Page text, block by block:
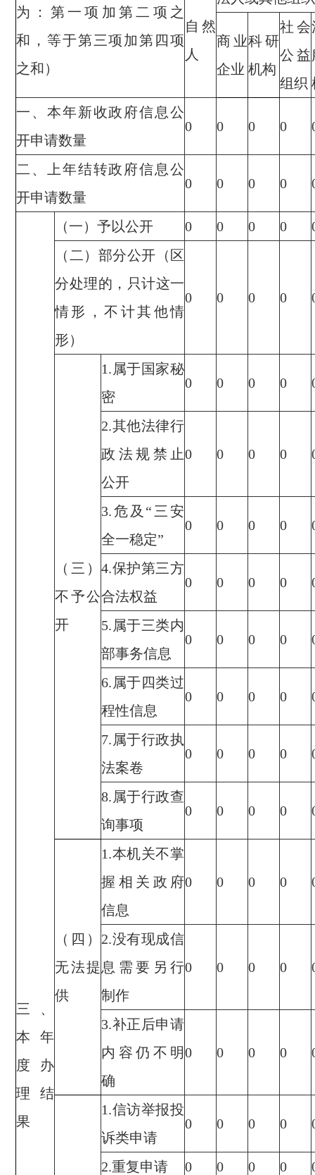
为：第一项加第二项之
和，等于第三项加第四项
之和）
自然
人
商业
企业
科研
机构
社会
公益
组织
一、本年新收政府信息公
开申请数量
0 0 0 0
二、上年结转政府信息公
开申请数量
0 0 0 0
三、
本年
度办
理结
果
（一）予以公开 0 0 0 0
（二）部分公开（区
分处理的，只计这一
情形，不计其他情
形）
0 0 0 0
（三）
不予公
开
1.属于国家秘
密
0 0 0 0
2.其他法律行
政法规禁止
公开
0 0 0 0
3.危及“三安
全一稳定”
0 0 0 0
4.保护第三方
合法权益
0 0 0 0
5.属于三类内
部事务信息
0 0 0 0
6.属于四类过
程性信息
0 0 0 0
7.属于行政执
法案卷
0 0 0 0
8.属于行政查
询事项
0 0 0 0
（四）
无法提
供
1.本机关不掌
握相关政府
信息
0 0 0 0
2.没有现成信
息需要另行
制作
0 0 0 0
3.补正后申请
内容仍不明
确
0 0 0 0
1.信访举报投
诉类申请
0 0 0 0
2.重复申请 0 0 0 0